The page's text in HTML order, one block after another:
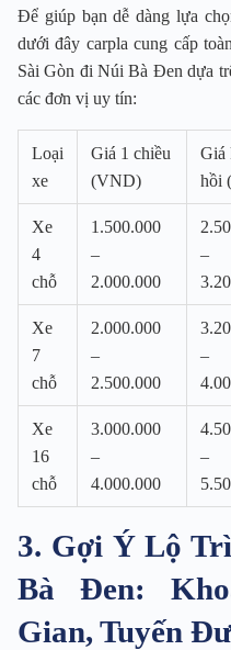
Để giúp bạn dễ dàng lựa
dưới đây carpla cung cấp
Sài Gòn đi Núi Bà Đen dựa
các đơn vị uy tín:
Loại
xe
Giá 1 chiều
(VND)
Giá
hồi
Xe
4
chỗ
1.500.000
–
2.000.000
–
Xe
7
chỗ
2.000.000
–
2.500.000
–
Xe
16
chỗ
3.000.000
–
4.000.000
–
3. Gợi Ý Lộ
Bà Đen:
Gian, Tuyến